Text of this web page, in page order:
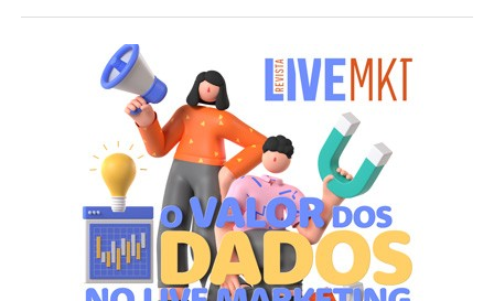
iniciativa reflete a premissa de que cada projeto, mesmo
após uma década de consolidação no mercado,
permanece sendo uma oportunidade única para
desenhar o futuro e criar conexões memoráveis entre
marcas e pessoas.
Ao longo de 10 anos, a agência vem transformando essa
visão em prática, ampliando sua atuação em brand
experience, trade marketing, tecnologia, conteúdo e
inteligência de dados para gerar impacto real no